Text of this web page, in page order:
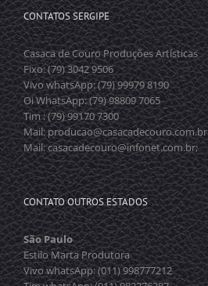
CONTATOS SERGIPE
Casaca de Couro Produções Artísticas
Fixo: (79) 3042 9506
Vivo whatsApp: (79) 99979 8190
Oi WhatsApp: (79) 98809 7065
Tim : (79) 99170 7300
Mail: producao@casacadecouro.com.br
Mail: casacadecouro@infonet.com.br;
CONTATO OUTROS ESTADOS
São Paulo
Estilo Marta Produtora
Vivo whatsApp: (011) 998777212